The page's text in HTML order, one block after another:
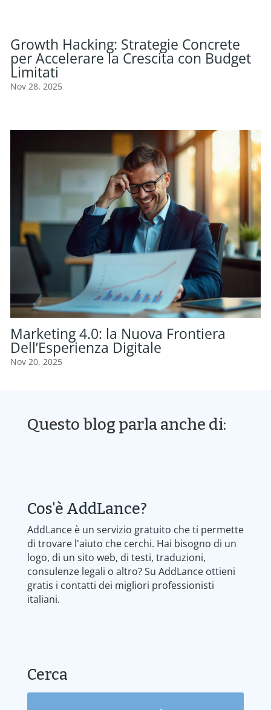
Growth Hacking: Strategie Concrete
per Accelerare la Crescita con Budget
Limitati
Nov 28, 2025
Marketing 4.0: la Nuova Frontiera
Dell’Esperienza Digitale
Nov 20, 2025
Questo blog parla anche di:
Cos'è AddLance?
AddLance è un servizio gratuito che ti permette
di trovare l'aiuto che cerchi. Hai bisogno di un
logo, di un sito web, di testi, traduzioni,
consulenze legali o altro? Su AddLance ottieni
gratis i contatti dei migliori professionisti
italiani.
Cerca